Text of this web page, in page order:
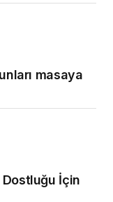
masaya
İçin